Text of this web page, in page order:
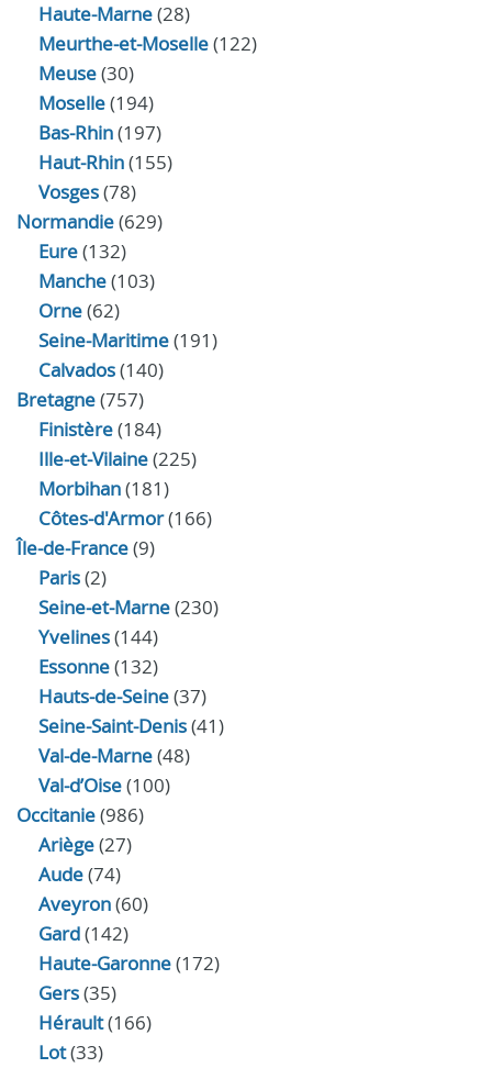
Haute-Marne(28)
Meurthe-et-Moselle(122)
Meuse(30)
Moselle(194)
Bas-Rhin(197)
Haut-Rhin(155)
Vosges(78)
Normandie(629)
Eure(132)
Manche(103)
Orne(62)
Seine-Maritime(191)
Calvados(140)
Bretagne(757)
Finistère(184)
Ille-et-Vilaine(225)
Morbihan(181)
Côtes-d'Armor(166)
Île-de-France(9)
Paris(2)
Seine-et-Marne(230)
Yvelines(144)
Essonne(132)
Hauts-de-Seine(37)
Seine-Saint-Denis(41)
Val-de-Marne(48)
Val-d’Oise(100)
Occitanie(986)
Ariège(27)
Aude(74)
Aveyron(60)
Gard(142)
Haute-Garonne(172)
Gers(35)
Hérault(166)
Lot(33)